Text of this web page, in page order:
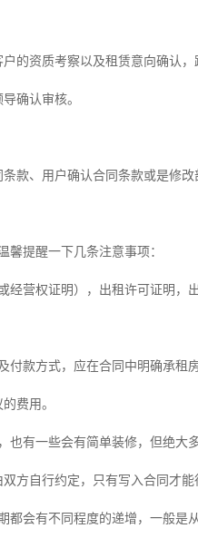
的资质考察以及租赁意向确认
确认审核。
款、用户确认合同条款或是修
馨提醒一下几条注意事项：
经营权证明），出租许可证明
付款方式，应在合同中明确承
费用。
也有一些会有简单装修，但绝大
方自行约定，只有写入合同才能
都会有不同程度的递增，一般